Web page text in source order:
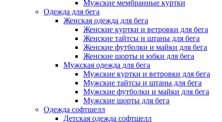
Мужские мембранные куртки
Одежда для бега
Женская одежда для бега
Женские куртки и ветровки для бега
Женские тайтсы и штаны для бега
Женские футболки и майки для бега
Женские шорты и юбки для бега
Мужская одежда для бега
Мужские куртки и ветровки для бега
Мужские тайтсы и штаны для бега
Мужские футболки и майки для бега
Мужские шорты для бега
Одежда софтшелл
Детская одежда софтшелл